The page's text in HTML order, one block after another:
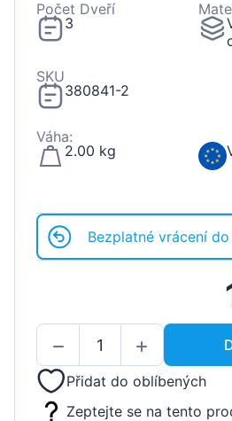
Počet Dveří
3
SKU
380841-2
Váha:
2.00 kg
Bezplatné vrácení
Přidat do oblíbených
Zeptejte se na tento